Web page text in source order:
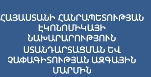
ՀԱՅԱՍՏԱՆԻ ՀԱՆՐԱՊԵՏՈՒԹՅԱՆ
ԷԿՈՆՈՄԻԿԱՅԻ
ՆԱԽԱՐԱՐՈՒԹՅՈՒՆ
ՍՏԱՆԴԱՐՏԱՑՄԱՆ ԵՎ
ՉԱՓԱԳԻՏՈՒԹՅԱՆ ԱԶԳԱՅԻՆ
ՄԱՐՄԻՆ